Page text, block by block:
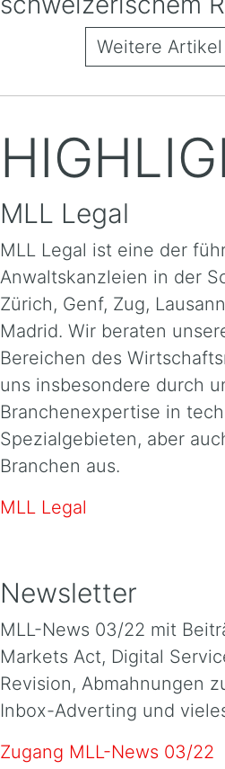
Weitere
MLL Legal
MLL Legal ist eine der
Anwaltskanzleien in der
Zürich, Genf, Zug,
Madrid. Wir beraten
Bereichen des
uns insbesondere durch
Branchenexpertise in
Spezialgebieten, aber
Branchen aus.
MLL Legal
Newsletter
MLL-News 03/22 mit
Markets Act, Digital
Revision, Abmahnungen
Inbox-Adverting und
Zugang MLL-News 03/22